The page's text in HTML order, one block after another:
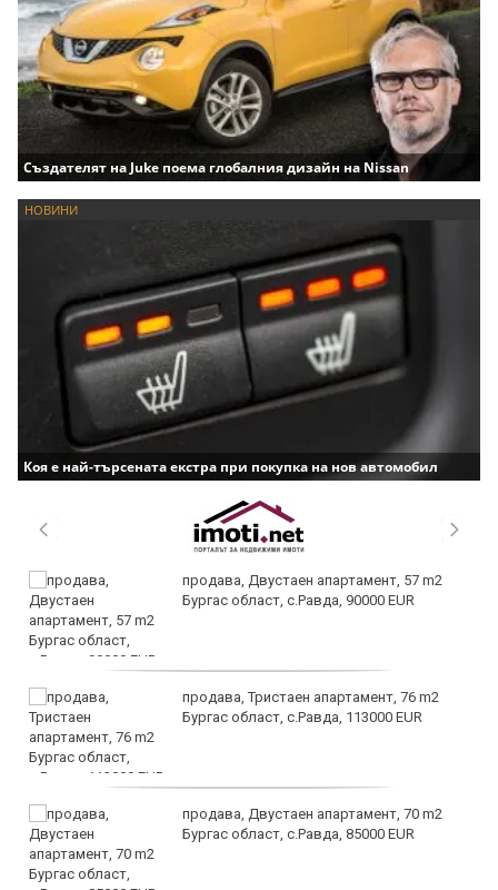
Създателят на Juke поема глобалния дизайн на Nissan
НОВИНИ
Коя е най-търсената екстра при покупка на нов автомобил
продава, Двустаен апартамент, 57 m2
Бургас област, с.Равда, 90000 EUR
продава, Тристаен апартамент, 76 m2
Бургас област, с.Равда, 113000 EUR
продава, Двустаен апартамент, 70 m2
Бургас област, с.Равда, 85000 EUR